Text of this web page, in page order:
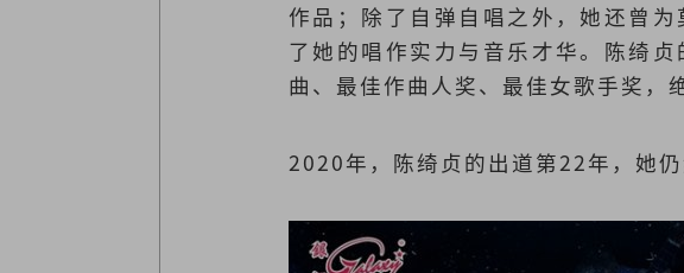
作品；除了自弹自唱之外，她还曾
了她的唱作实力与音乐才华。陈绮
曲、最佳作曲人奖、最佳女歌手奖，
2020年，陈绮贞的出道第22年，她